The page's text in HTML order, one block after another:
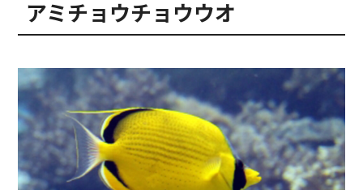
アミチョウチョウウオ